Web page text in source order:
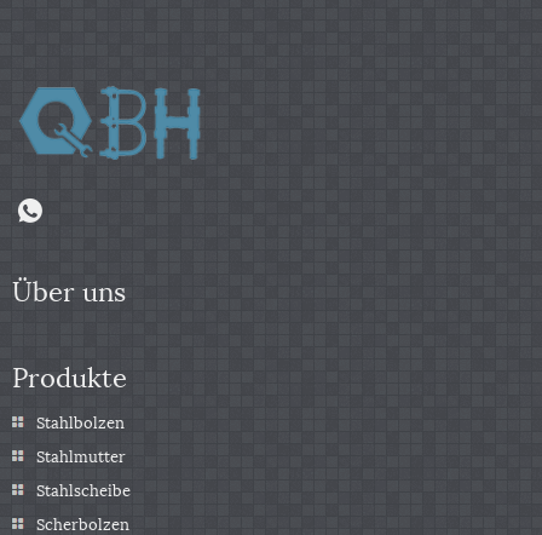
Über uns
Produkte
Stahlbolzen
Stahlmutter
Stahlscheibe
Scherbolzen